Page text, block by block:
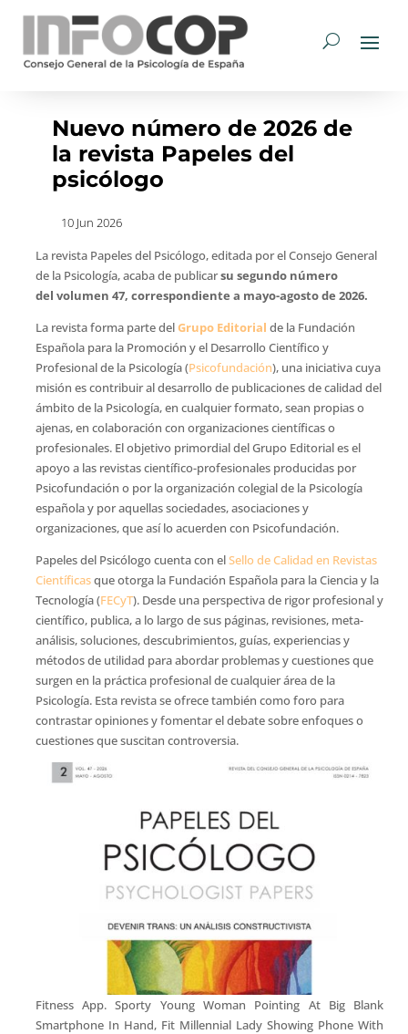
Nuevo número de 2026 de
la revista Papeles del
psicólogo
10 Jun 2026
La revista Papeles del Psicólogo, editada por el Consejo General
de la Psicología, acaba de publicarsu segundo número
del volumen 47, correspondiente a mayo-agosto de 2026.
La revista forma parte delGrupo Editorial de la Fundación
Española para la Promoción y el Desarrollo Científico y
Profesional de la Psicología (Psicofundación), una iniciativa cuya
misión es contribuir al desarrollo de publicaciones de calidad del
ámbito de la Psicología, en cualquier formato, sean propias o
ajenas, en colaboración con organizaciones científicas o
profesionales. El objetivo primordial del Grupo Editorial es el
apoyo a las revistas científico-profesionales producidas por
Psicofundación o por la organización colegial de la Psicología
española y por aquellas sociedades, asociaciones y
organizaciones, que así lo acuerden con Psicofundación.
Papeles del Psicólogo cuenta con elSello de Calidad en Revistas
Científicasque otorga la Fundación Española para la Ciencia y la
Tecnología (FECyT). Desde una perspectiva de rigor profesional y
científico, publica, a lo largo de sus páginas, revisiones, meta-
análisis, soluciones, descubrimientos, guías, experiencias y
métodos de utilidad para abordar problemas y cuestiones que
surgen en la práctica profesional de cualquier área de la
Psicología. Esta revista se ofrece también como foro para
contrastar opiniones y fomentar el debate sobre enfoques o
cuestiones que suscitan controversia.
Fitness App. Sporty Young Woman Pointing At Big Blank
Smartphone In Hand, Fit Millennial Lady Showing Phone With